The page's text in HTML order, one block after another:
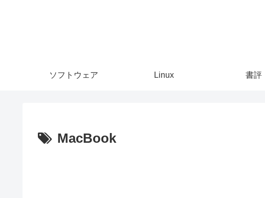
ソフトウェア Linux 書評
MacBook